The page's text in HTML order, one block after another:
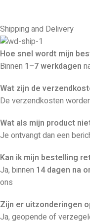
Shipping and Delivery
Hoe snel wordt mijn
Binnen 1–7 werkdagen
Wat zijn de
De verzendkosten
Wat als mijn product
Je ontvangt dan een
Kan ik mijn bestelling
Ja, binnen 14 dagen na
ons
Zijn er uitzonderingen
Ja, geopende of